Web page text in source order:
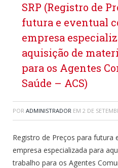
SRP (Registro de
futura e eventual
empresa
aquisição de
para os Agentes
Saúde – ACS)
POR ADMINISTRADOR EM 2 DE
Registro de Preços para futura
empresa especializada para
trabalho para os Agentes